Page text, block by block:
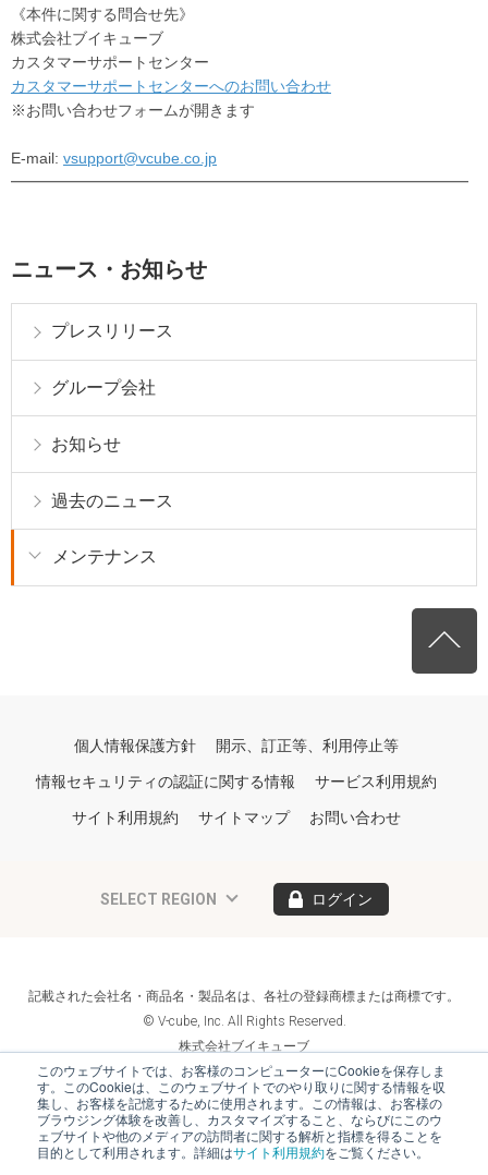
このウェブサイトでは、お客様のコンピューターにCookieを保存しま
す。このCookieは、このウェブサイトでのやり取りに関する情報を収
集し、お客様を記憶するために使用されます。この情報は、お客様の
ブラウジング体験を改善し、カスタマイズすること、ならびにこのウ
ェブサイトや他のメディアの訪問者に関する解析と指標を得ることを
目的として利用されます。詳細はサイト利用規約をご覧ください。
《本件に関する問合せ先》
株式会社ブイキューブ
カスタマーサポートセンター
カスタマーサポートセンターへのお問い合わせ
※お問い合わせフォームが開きます
E-mail: vsupport@vcube.co.jp
━━━━━━━━━━━━━━━━━━━━━━━━━━━━━━
ニュース・お知らせ
プレスリリース
グループ会社
お知らせ
過去のニュース
メンテナンス
個人情報保護方針 開示、訂正等、利用停止等
情報セキュリティの認証に関する情報 サービス利用規約
サイト利用規約 サイトマップ お問い合わせ
SELECT REGION ログイン
記載された会社名・商品名・製品名は、各社の登録商標または商標です。
© V-cube, Inc. All Rights Reserved.
株式会社ブイキューブ
Follow Us